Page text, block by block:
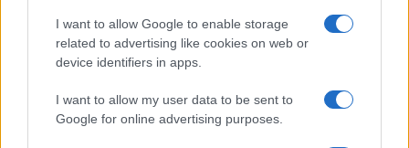
I want to allow Google to enable storage
related to advertising like cookies on web or
device identifiers in apps.
I want to allow my user data to be sent to
Google for online advertising purposes.
Calangianus, dopo le polemiche il centro
accoglienza minori chiude
Olbia, divieto di sosta contro spaccio e degrado: